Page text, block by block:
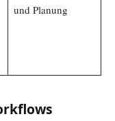
und Planung